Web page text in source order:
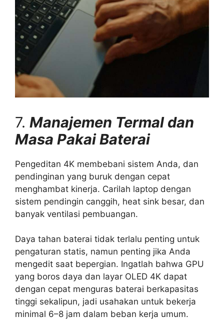
7. Manajemen Termal dan
Masa Pakai Baterai
Pengeditan 4K membebani sistem Anda, dan
pendinginan yang buruk dengan cepat
menghambat kinerja. Carilah laptop dengan
sistem pendingin canggih, heat sink besar, dan
banyak ventilasi pembuangan.
Daya tahan baterai tidak terlalu penting untuk
pengaturan statis, namun penting jika Anda
mengedit saat bepergian. Ingatlah bahwa GPU
yang boros daya dan layar OLED 4K dapat
dengan cepat menguras baterai berkapasitas
tinggi sekalipun, jadi usahakan untuk bekerja
minimal 6–8 jam dalam beban kerja umum.